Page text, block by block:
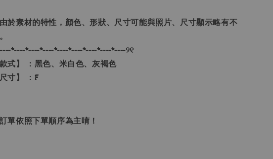
於素材的特性，顏色、形狀、尺寸可能與照片、尺寸顯示略有不
*----*----*----*----*----*----*----*----୨୧
款式】 ：黑色、米白色、灰褐色
尺寸】 ：F
單依照下單順序為主唷！